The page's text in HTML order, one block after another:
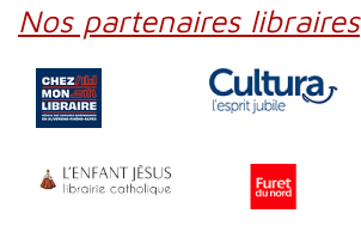
Nos partenaires libraires